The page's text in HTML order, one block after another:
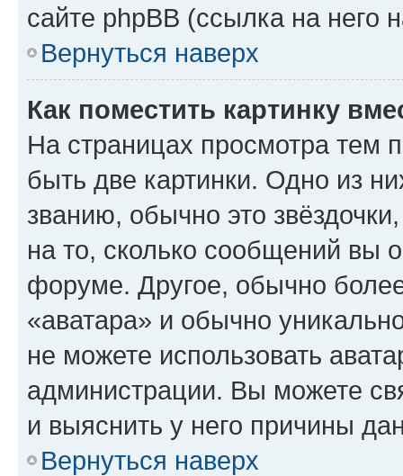
сайте phpBB (ссылка на него
Вернуться наверх
Как поместить картинку
На страницах просмотра тем
быть две картинки. Одно из
званию, обычно это
на то, сколько сообщений вы
форуме. Другое, обычно
«аватара» и обычно
не можете использовать
администрации. Вы можете
и выяснить у него причины
Вернуться наверх